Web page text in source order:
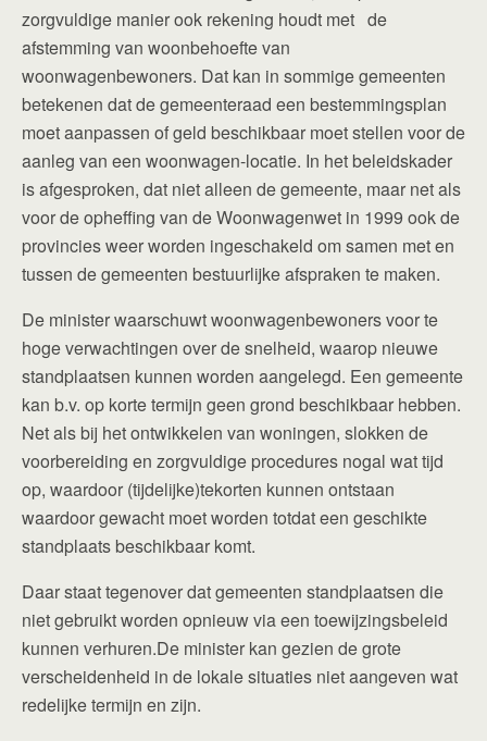
zorgvuldige manier ook rekening houdt met de
afstemming van woonbehoefte van
woonwagenbewoners. Dat kan in sommige gemeenten
betekenen dat de gemeenteraad een bestemmingsplan
moet aanpassen of geld beschikbaar moet stellen voor de
aanleg van een woonwagen-locatie. In het beleidskader
is afgesproken, dat niet alleen de gemeente, maar net als
voor de opheffing van de Woonwagenwet in 1999 ook de
provincies weer worden ingeschakeld om samen met en
tussen de gemeenten bestuurlijke afspraken te maken.
De minister waarschuwt woonwagenbewoners voor te
hoge verwachtingen over de snelheid, waarop nieuwe
standplaatsen kunnen worden aangelegd. Een gemeente
kan b.v. op korte termijn geen grond beschikbaar hebben.
Net als bij het ontwikkelen van woningen, slokken de
voorbereiding en zorgvuldige procedures nogal wat tijd
op, waardoor (tijdelijke)tekorten kunnen ontstaan
waardoor gewacht moet worden totdat een geschikte
standplaats beschikbaar komt.
Daar staat tegenover dat gemeenten standplaatsen die
niet gebruikt worden opnieuw via een toewijzingsbeleid
kunnen verhuren.De minister kan gezien de grote
verscheidenheid in de lokale situaties niet aangeven wat
redelijke termijn en zijn.